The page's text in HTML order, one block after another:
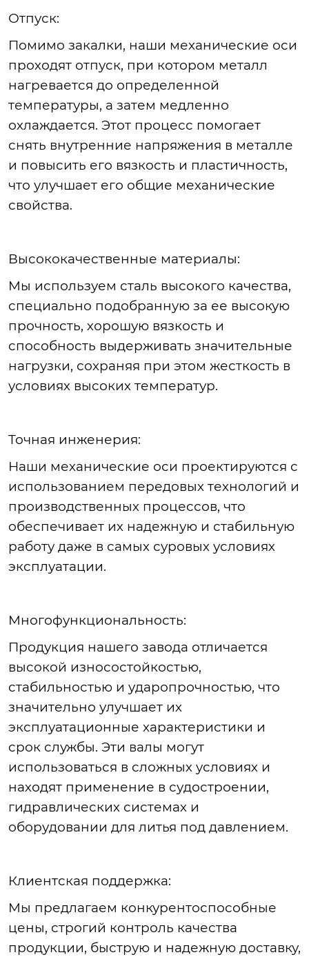
Отпуск:
Помимо закалки, наши механические оси
проходят отпуск, при котором металл
нагревается до определенной
температуры, а затем медленно
охлаждается. Этот процесс помогает
снять внутренние напряжения в металле
и повысить его вязкость и пластичность,
что улучшает его общие механические
свойства.
Высококачественные материалы:
Мы используем сталь высокого качества,
специально подобранную за ее высокую
прочность, хорошую вязкость и
способность выдерживать значительные
нагрузки, сохраняя при этом жесткость в
условиях высоких температур.
Точная инженерия:
Наши механические оси проектируются с
использованием передовых технологий и
производственных процессов, что
обеспечивает их надежную и стабильную
работу даже в самых суровых условиях
эксплуатации.
Многофункциональность:
Продукция нашего завода отличается
высокой износостойкостью,
стабильностью и ударопрочностью, что
значительно улучшает их
эксплуатационные характеристики и
срок службы. Эти валы могут
использоваться в сложных условиях и
находят применение в судостроении,
гидравлических системах и
оборудовании для литья под давлением.
Клиентская поддержка:
Мы предлагаем конкурентоспособные
цены, строгий контроль качества
продукции, быструю и надежную доставку,